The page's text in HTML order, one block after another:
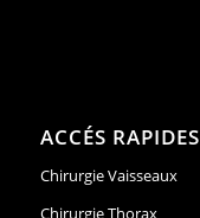
ACCÉS RAPIDES
Chirurgie Vaisseaux
Chirurgie Thorax